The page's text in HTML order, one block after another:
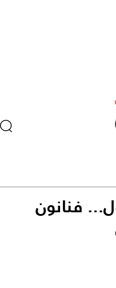
فنانون